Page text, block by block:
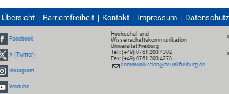
Übersicht Barrierefreiheit Kontakt Impressum
Facebook
X (Twitter)
Instagram
Youtube
Hochschul- und
Wissenschaftskommunikation
Universität Freiburg
Tel.: (+49) 0761 203 4302
Fax: (+49) 0761 203 4278
kommunikation@zv.uni-freiburg.de